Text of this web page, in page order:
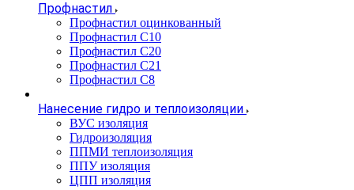
Профнастил
Профнастил оцинкованный
Профнастил С10
Профнастил С20
Профнастил С21
Профнастил С8
Нанесение гидро и теплоизоляции
ВУС изоляция
Гидроизоляция
ППМИ теплоизоляция
ППУ изоляция
ЦПП изоляция